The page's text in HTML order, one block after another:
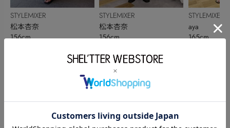
STYLEMIXER
松本杏奈
156cm
STYLEMIXER
松本杏奈
156cm
STYLEMIXER
aya
165cm
このアイテムを見た人がチェックしている商品
閲覧中カテゴリーのランキング